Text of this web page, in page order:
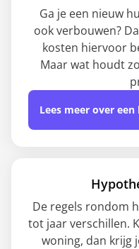
Ga je een nieuw
ook verbouwen?
kosten hiervoor
Maar wat houdt
Lees meer over
De regels rondom
tot jaar verschillen.
woning, dan krijg